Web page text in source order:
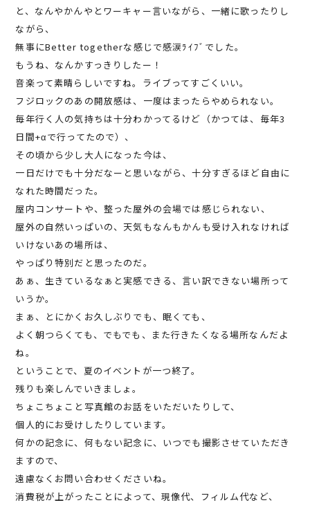
と、なんやかんやとワーキャー言いながら、一緒に歌ったりし
ながら、
無事にBetter togetherな感じで感涙ﾗｲﾌﾞでした。
もうね、なんかすっきりしたー！
音楽って素晴らしいですね。ライブってすごくいい。
フジロックのあの開放感は、一度はまったらやめられない。
毎年行く人の気持ちは十分わかってるけど（かつては、毎年3
日間+αで行ってたので）、
その頃から少し大人になった今は、
一日だけでも十分だなーと思いながら、十分すぎるほど自由に
なれた時間だった。
屋内コンサートや、整った屋外の会場では感じられない、
屋外の自然いっぱいの、天気もなんもかんも受け入れなければ
いけないあの場所は、
やっぱり特別だと思ったのだ。
あぁ、生きているなぁと実感できる、言い訳できない場所って
いうか。
まぁ、とにかくお久しぶりでも、眠くても、
よく朝つらくても、でもでも、また行きたくなる場所なんだよ
ね。
ということで、夏のイベントが一つ終了。
残りも楽しんでいきましょ。
ちょこちょこと写真館のお話をいただいたりして、
個人的にお受けしたりしています。
何かの記念に、何もない記念に、いつでも撮影させていただき
ますので、
遠慮なくお問い合わせくださいね。
消費税が上がったことによって、現像代、フィルム代など、